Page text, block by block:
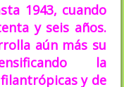
1943, cuando
y seis años.
aún más su
la
y de